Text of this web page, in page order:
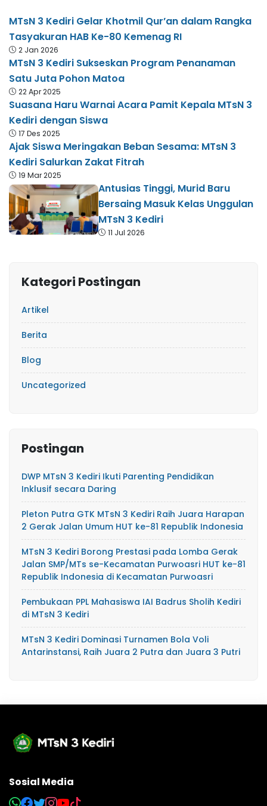
MTsN 3 Kediri Gelar Khotmil Qur’an dalam Rangka
Tasyakuran HAB Ke-80 Kemenag RI
2 Jan 2026
MTsN 3 Kediri Sukseskan Program Penanaman
Satu Juta Pohon Matoa
22 Apr 2025
Suasana Haru Warnai Acara Pamit Kepala MTsN 3
Kediri dengan Siswa
17 Des 2025
Ajak Siswa Meringakan Beban Sesama: MTsN 3
Kediri Salurkan Zakat Fitrah
19 Mar 2025
Antusias Tinggi, Murid Baru
Bersaing Masuk Kelas Unggulan
MTsN 3 Kediri
11 Jul 2026
Kategori Postingan
Artikel
Berita
Blog
Uncategorized
Postingan
DWP MTsN 3 Kediri Ikuti Parenting Pendidikan
Inklusif secara Daring
Pleton Putra GTK MTsN 3 Kediri Raih Juara Harapan
2 Gerak Jalan Umum HUT ke-81 Republik Indonesia
MTsN 3 Kediri Borong Prestasi pada Lomba Gerak
Jalan SMP/MTs se-Kecamatan Purwoasri HUT ke-81
Republik Indonesia di Kecamatan Purwoasri
Pembukaan PPL Mahasiswa IAI Badrus Sholih Kediri
di MTsN 3 Kediri
MTsN 3 Kediri Dominasi Turnamen Bola Voli
Antarinstansi, Raih Juara 2 Putra dan Juara 3 Putri
Sosial Media